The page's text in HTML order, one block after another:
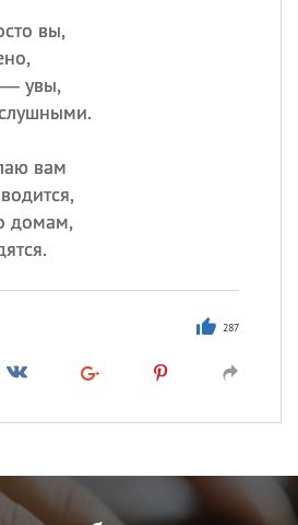
вы,
— увы,
вам
домам,
287